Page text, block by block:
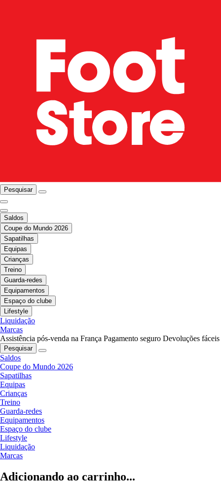
Pesquisar
Saldos
Coupe do Mundo 2026
Sapatilhas
Equipas
Crianças
Treino
Guarda-redes
Equipamentos
Espaço do clube
Lifestyle
Liquidação
Marcas
Assistência pós-venda na França Pagamento seguro Devoluções fáceis
Pesquisar
Saldos
Coupe do Mundo 2026
Sapatilhas
Equipas
Crianças
Treino
Guarda-redes
Equipamentos
Espaço do clube
Lifestyle
Liquidação
Marcas
Adicionando ao carrinho...